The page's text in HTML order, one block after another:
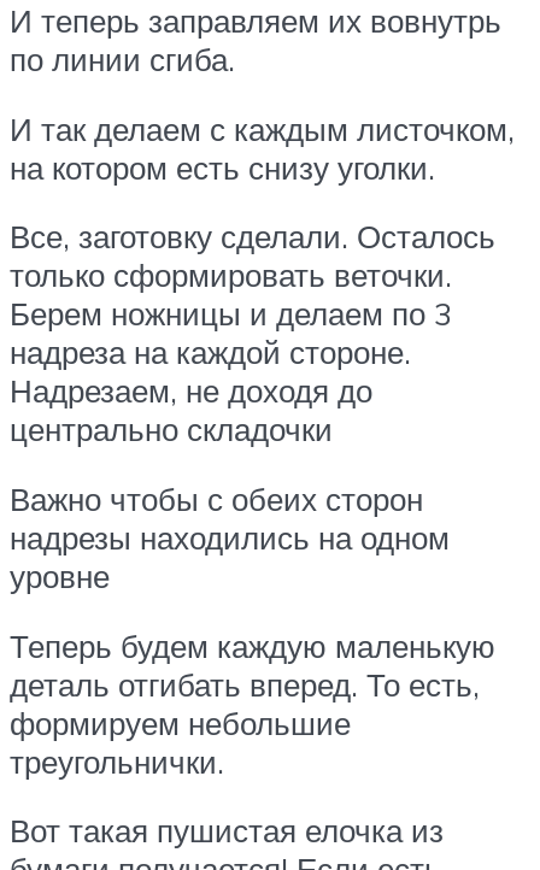
И теперь заправляем их вовнутрь
по линии сгиба.
И так делаем с каждым листочком,
на котором есть снизу уголки.
Все, заготовку сделали. Осталось
только сформировать веточки.
Берем ножницы и делаем по 3
надреза на каждой стороне.
Надрезаем, не доходя до
центрально складочки
Важно чтобы с обеих сторон
надрезы находились на одном
уровне
Теперь будем каждую маленькую
деталь отгибать вперед. То есть,
формируем небольшие
треугольнички.
Вот такая пушистая елочка из